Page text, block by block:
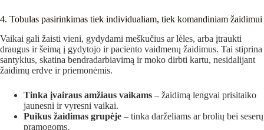
4. Tobulas pasirinkimas tiek individualiam, tiek komandiniam žaidimui
Vaikai gali žaisti vieni, gydydami meškučius ar lėles, arba įtraukti
draugus ir šeimą į gydytojo ir paciento vaidmenų žaidimus. Tai stiprina
santykius, skatina bendradarbiavimą ir moko dirbti kartu, nesidalijant
žaidimų erdve ir priemonėmis.
Tinka įvairaus amžiaus vaikams – žaidimą lengvai prisitaiko
jaunesni ir vyresni vaikai.
Puikus žaidimas grupėje – tinka darželiams ar brolių bei seserų
pramogoms.